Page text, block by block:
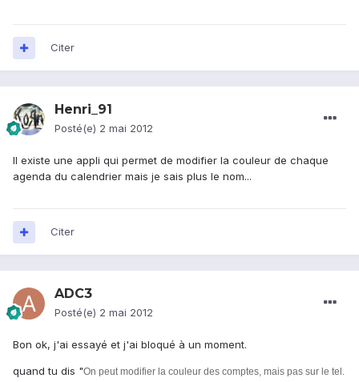
Citer
Henri_91
Posté(e) 2 mai 2012
Il existe une appli qui permet de modifier la couleur de chaque
agenda du calendrier mais je sais plus le nom...
Citer
ADC3
Posté(e) 2 mai 2012
Bon ok, j'ai essayé et j'ai bloqué à un moment.
quand tu dis "On peut modifier la couleur des comptes, mais pas sur le tel.